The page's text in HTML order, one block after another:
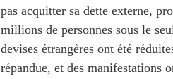
pas acquitter sa dette externe,
millions de personnes sous le
devises étrangères ont été
répandue, et des manifestations